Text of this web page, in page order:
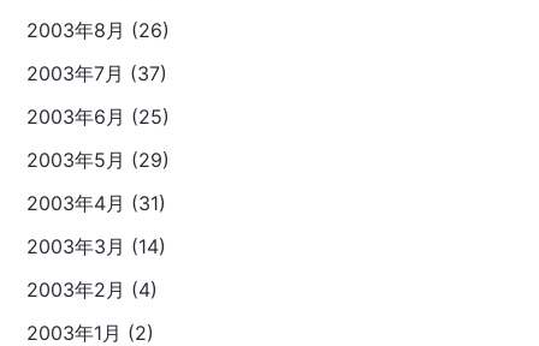
2003年8月 (26)
2003年7月 (37)
2003年6月 (25)
2003年5月 (29)
2003年4月 (31)
2003年3月 (14)
2003年2月 (4)
2003年1月 (2)